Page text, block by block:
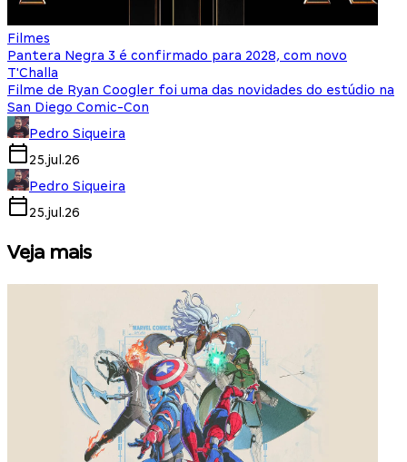
Filmes
Pantera Negra 3 é confirmado para 2028, com novo
T'Challa
Filme de Ryan Coogler foi uma das novidades do estúdio na
San Diego Comic-Con
Pedro Siqueira
25.jul.26
Pedro Siqueira
25.jul.26
Veja mais